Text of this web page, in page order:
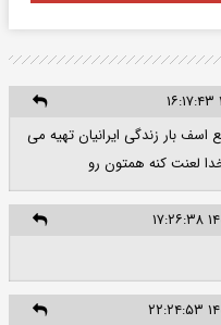
بار زندگی ایرانیان تهیه می
لعنت کنه همتون رو